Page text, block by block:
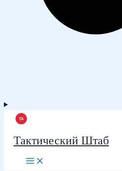
Тактический Штаб